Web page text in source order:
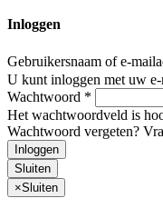
Inloggen
Gebruikersnaam of e-
U kunt inloggen met uw
Wachtwoord *
Het wachtwoordveld is
Wachtwoord vergeten?
Inloggen
Sluiten
×Sluiten